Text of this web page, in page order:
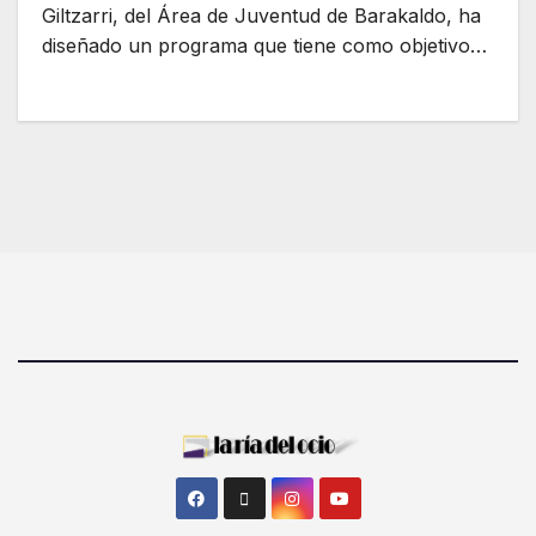
Giltzarri, del Área de Juventud de Barakaldo, ha
diseñado un programa que tiene como objetivo…